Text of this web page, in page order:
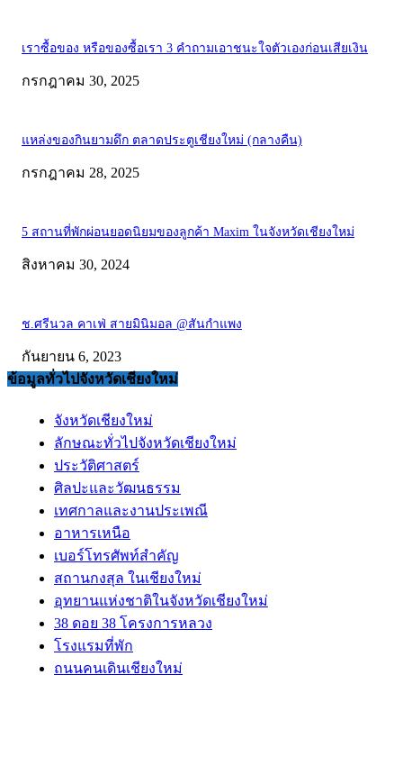
เราซื้อของ หรือของซื้อเรา 3 คำถามเอาชนะใจตัวเองก่อนเสียเงิน
กรกฎาคม 30, 2025
แหล่งของกินยามดึก ตลาดประตูเชียงใหม่ (กลางคืน)
กรกฎาคม 28, 2025
5 สถานที่พักผ่อนยอดนิยมของลูกค้า Maxim ในจังหวัดเชียงใหม่
สิงหาคม 30, 2024
ช.ศรีนวล คาเฟ่ สายมินิมอล @สันกำแพง
กันยายน 6, 2023
ข้อมูลทั่วไปจังหวัดเชียงใหม่
จังหวัดเชียงใหม่
ลักษณะทั่วไปจังหวัดเชียงใหม่
ประวัติศาสตร์
ศิลปะและวัฒนธรรม
เทศกาลและงานประเพณี
อาหารเหนือ
เบอร์โทรศัพท์สำคัญ
สถานกงสุล ในเชียงใหม่
อุทยานแห่งชาติในจังหวัดเชียงใหม่
38 ดอย 38 โครงการหลวง
โรงแรมที่พัก
ถนนคนเดินเชียงใหม่